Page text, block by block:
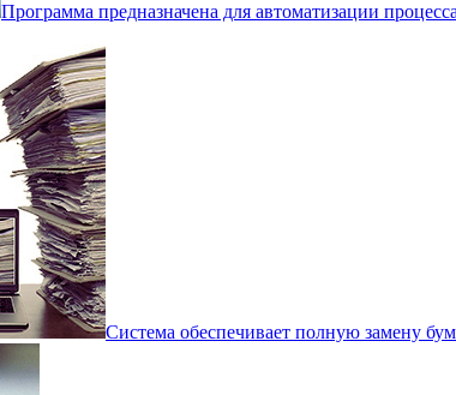
Программа предназначена для автоматизации
Система обеспечивает полную замену